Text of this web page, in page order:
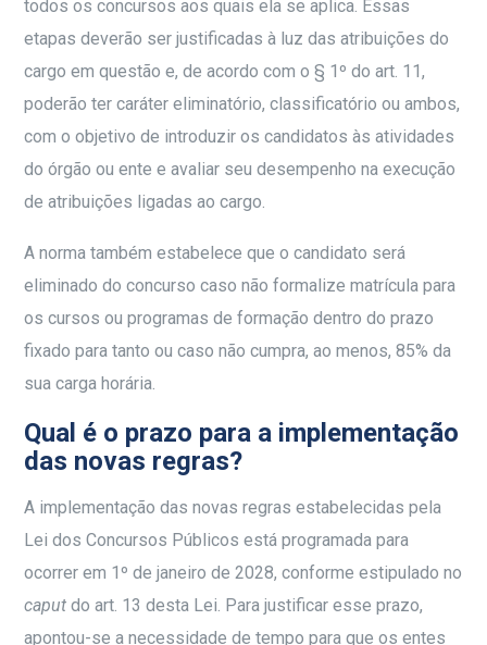
todos os concursos aos quais ela se aplica. Essas
etapas deverão ser justificadas à luz das atribuições do
cargo em questão e, de acordo com o § 1º do art. 11,
poderão ter caráter eliminatório, classificatório ou ambos,
com o objetivo de introduzir os candidatos às atividades
do órgão ou ente e avaliar seu desempenho na execução
de atribuições ligadas ao cargo.
A norma também estabelece que o candidato será
eliminado do concurso caso não formalize matrícula para
os cursos ou programas de formação dentro do prazo
fixado para tanto ou caso não cumpra, ao menos, 85% da
sua carga horária.
Qual é o prazo para a implementação
das novas regras?
A implementação das novas regras estabelecidas pela
Lei dos Concursos Públicos está programada para
ocorrer em 1º de janeiro de 2028, conforme estipulado no
caput do art. 13 desta Lei. Para justificar esse prazo,
apontou-se a necessidade de tempo para que os entes